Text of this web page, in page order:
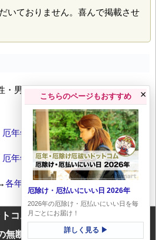
いておりません。喜んで掲載させ
・男性の年齢早見表とともにお伝え
厄年年齢早見表
厄年年齢早見表
各年厄年一覧
コムに掲載のテキスト・画像等コ
無断転載を禁じます
こちらのページもおすすめ
厄除け・厄払いにいい日 2026年
2026年の厄除け・厄払いにいい日を毎
月ごとにお届け！
詳しく見る ▶
×